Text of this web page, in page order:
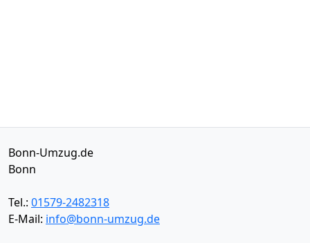
Bonn-Umzug.de
Bonn
Tel.: 01579-2482318
E-Mail: info@bonn-umzug.de